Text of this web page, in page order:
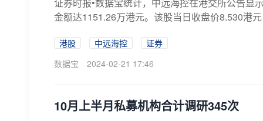
金额达1151.26万港元。该股当日收盘价8.530港
港股 中远海控
证券
数据宝
2024-02-21 17:46
10月上半月私募机构合计调研345次